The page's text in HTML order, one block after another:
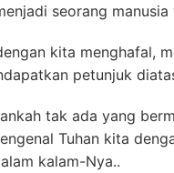
seorang
kita menghafal,
petunjuk
tak ada yang
Tuhan kita
kalam-Nya..